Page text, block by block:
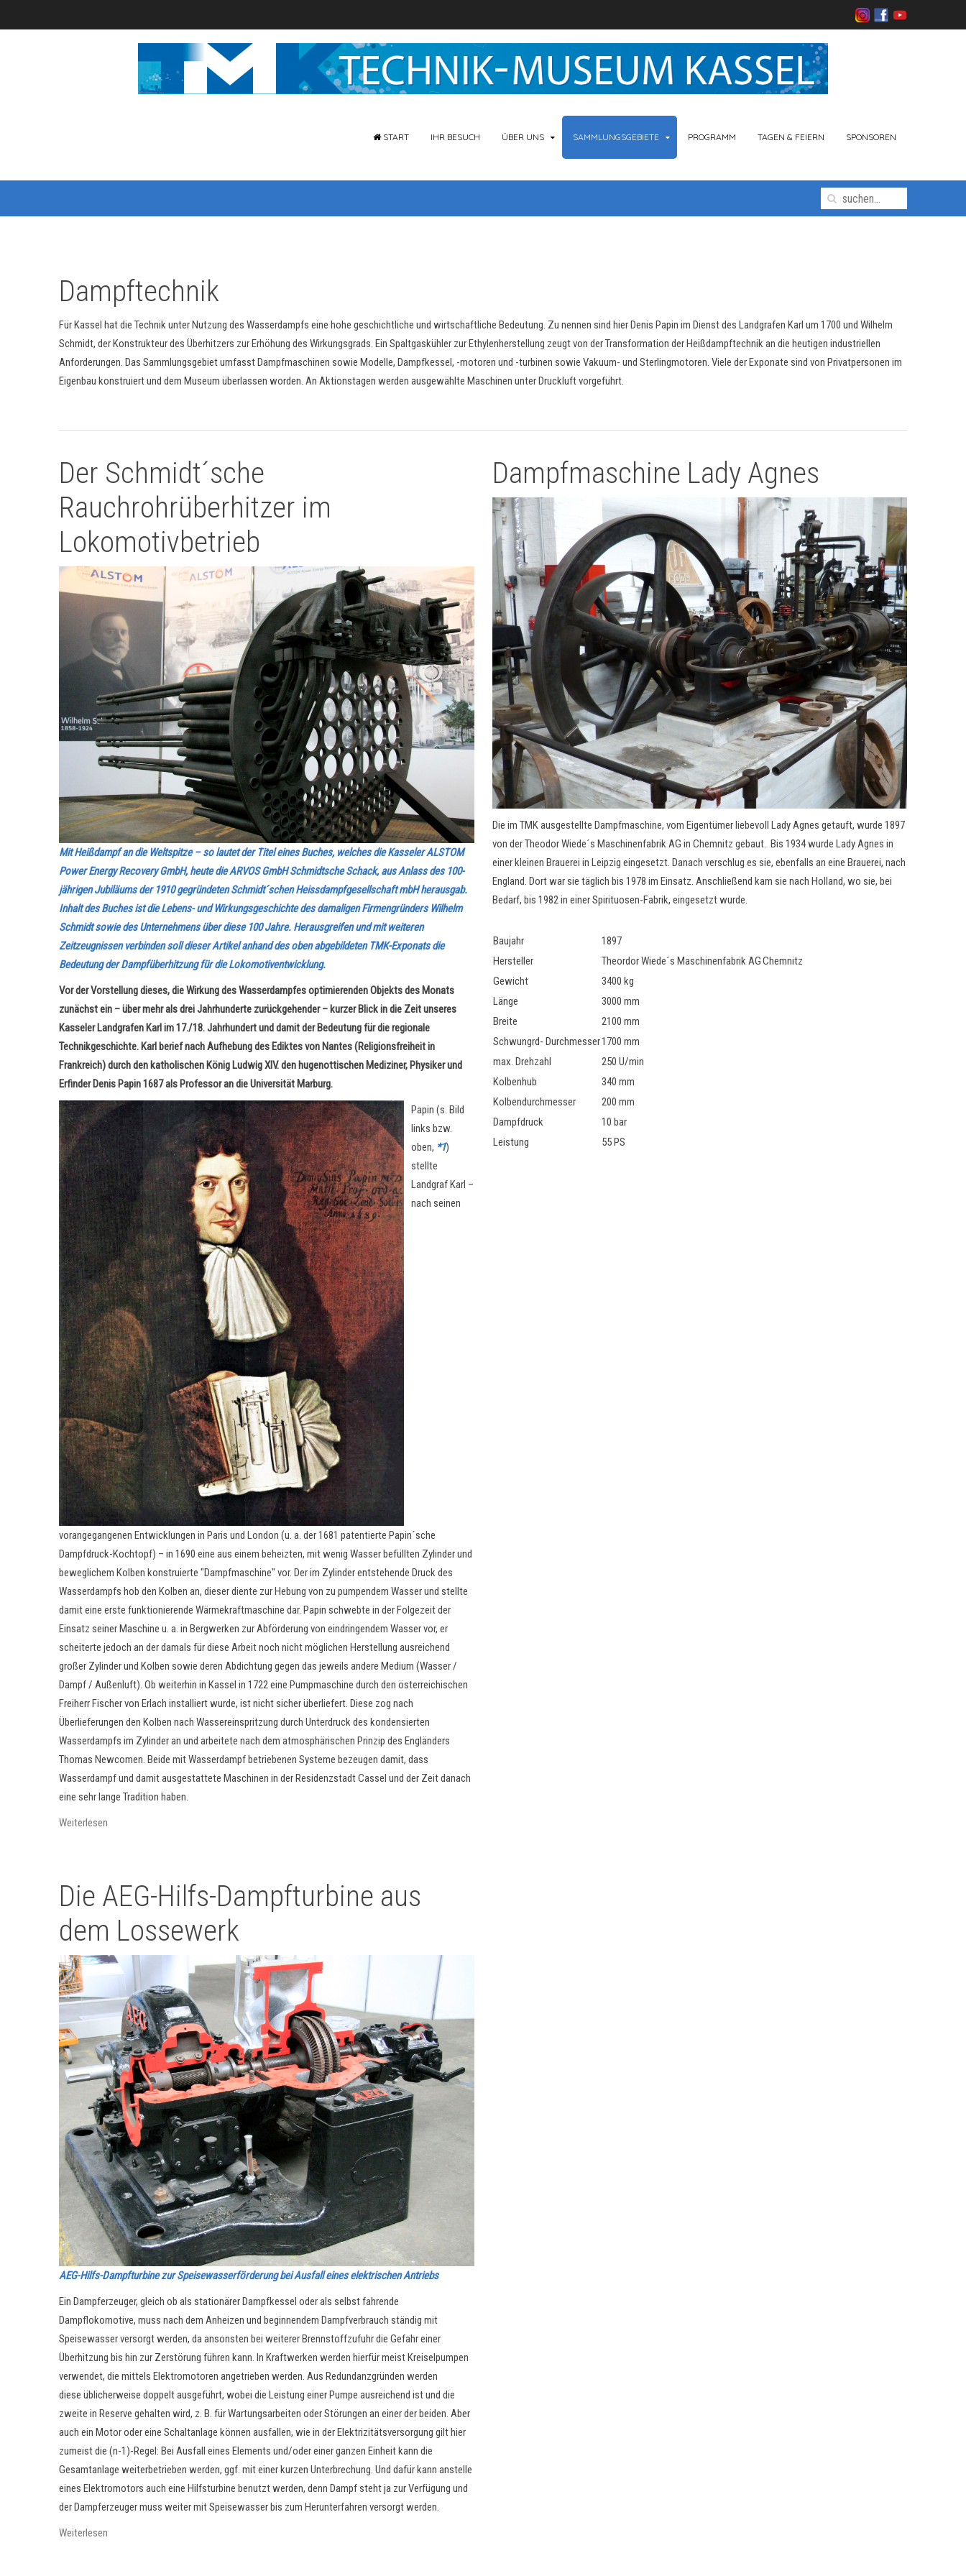
START IHR BESUCH ÜBER UNS SAMMLUNGSGEBIETE PROGRAMM TAGEN & FEIERN SPONSOREN
Dampftechnik
Für Kassel hat die Technik unter Nutzung des Wasserdampfs eine hohe geschichtliche und wirtschaftliche Bedeutung. Zu nennen sind hier Denis Papin im Dienst des Landgrafen Karl um 1700 und Wilhelm
Schmidt, der Konstrukteur des Überhitzers zur Erhöhung des Wirkungsgrads. Ein Spaltgaskühler zur Ethylenherstellung zeugt von der Transformation der Heißdampftechnik an die heutigen industriellen
Anforderungen. Das Sammlungsgebiet umfasst Dampfmaschinen sowie Modelle, Dampfkessel, -motoren und -turbinen sowie Vakuum- und Sterlingmotoren. Viele der Exponate sind von Privatpersonen im
Eigenbau konstruiert und dem Museum überlassen worden. An Aktionstagen werden ausgewählte Maschinen unter Druckluft vorgeführt.
Der Schmidt´sche
Rauchrohrüberhitzer im
Lokomotivbetrieb
Mit Heißdampf an die Weltspitze – so lautet der Titel eines Buches, welches die Kasseler ALSTOM
Power Energy Recovery GmbH, heute die ARVOS GmbH Schmidtsche Schack, aus Anlass des 100-
jährigen Jubiläums der 1910 gegründeten Schmidt´schen Heissdampfgesellschaft mbH herausgab.
Inhalt des Buches ist die Lebens- und Wirkungsgeschichte des damaligen Firmengründers Wilhelm
Schmidt sowie des Unternehmens über diese 100 Jahre. Herausgreifen und mit weiteren
Zeitzeugnissen verbinden soll dieser Artikel anhand des oben abgebildeten TMK-Exponats die
Bedeutung der Dampfüberhitzung für die Lokomotiventwicklung.
Vor der Vorstellung dieses, die Wirkung des Wasserdampfes optimierenden Objekts des Monats
zunächst ein – über mehr als drei Jahrhunderte zurückgehender – kurzer Blick in die Zeit unseres
Kasseler Landgrafen Karl im 17./18. Jahrhundert und damit der Bedeutung für die regionale
Technikgeschichte. Karl berief nach Aufhebung des Ediktes von Nantes (Religionsfreiheit in
Frankreich) durch den katholischen König Ludwig XIV. den hugenottischen Mediziner, Physiker und
Erfinder Denis Papin 1687 als Professor an die Universität Marburg.
Papin (s. Bild
links bzw.
oben, *1)
stellte
Landgraf Karl –
nach seinen
vorangegangenen Entwicklungen in Paris und London (u. a. der 1681 patentierte Papin´sche
Dampfdruck-Kochtopf) – in 1690 eine aus einem beheizten, mit wenig Wasser befüllten Zylinder und
beweglichem Kolben konstruierte "Dampfmaschine" vor. Der im Zylinder entstehende Druck des
Wasserdampfs hob den Kolben an, dieser diente zur Hebung von zu pumpendem Wasser und stellte
damit eine erste funktionierende Wärmekraftmaschine dar. Papin schwebte in der Folgezeit der
Einsatz seiner Maschine u. a. in Bergwerken zur Abförderung von eindringendem Wasser vor, er
scheiterte jedoch an der damals für diese Arbeit noch nicht möglichen Herstellung ausreichend
großer Zylinder und Kolben sowie deren Abdichtung gegen das jeweils andere Medium (Wasser /
Dampf / Außenluft). Ob weiterhin in Kassel in 1722 eine Pumpmaschine durch den österreichischen
Freiherr Fischer von Erlach installiert wurde, ist nicht sicher überliefert. Diese zog nach
Überlieferungen den Kolben nach Wassereinspritzung durch Unterdruck des kondensierten
Wasserdampfs im Zylinder an und arbeitete nach dem atmosphärischen Prinzip des Engländers
Thomas Newcomen. Beide mit Wasserdampf betriebenen Systeme bezeugen damit, dass
Wasserdampf und damit ausgestattete Maschinen in der Residenzstadt Cassel und der Zeit danach
eine sehr lange Tradition haben.
Weiterlesen
Die AEG-Hilfs-Dampfturbine aus
dem Lossewerk
AEG-Hilfs-Dampfturbine zur Speisewasserförderung bei Ausfall eines elektrischen Antriebs
Ein Dampferzeuger, gleich ob als stationärer Dampfkessel oder als selbst fahrende
Dampflokomotive, muss nach dem Anheizen und beginnendem Dampfverbrauch ständig mit
Speisewasser versorgt werden, da ansonsten bei weiterer Brennstoffzufuhr die Gefahr einer
Überhitzung bis hin zur Zerstörung führen kann. In Kraftwerken werden hierfür meist Kreiselpumpen
verwendet, die mittels Elektromotoren angetrieben werden. Aus Redundanzgründen werden
diese üblicherweise doppelt ausgeführt, wobei die Leistung einer Pumpe ausreichend ist und die
zweite in Reserve gehalten wird, z. B. für Wartungsarbeiten oder Störungen an einer der beiden. Aber
auch ein Motor oder eine Schaltanlage können ausfallen, wie in der Elektrizitätsversorgung gilt hier
zumeist die (n-1)-Regel: Bei Ausfall eines Elements und/oder einer ganzen Einheit kann die
Gesamtanlage weiterbetrieben werden, ggf. mit einer kurzen Unterbrechung. Und dafür kann anstelle
eines Elektromotors auch eine Hilfsturbine benutzt werden, denn Dampf steht ja zur Verfügung und
der Dampferzeuger muss weiter mit Speisewasser bis zum Herunterfahren versorgt werden.
Weiterlesen
Dampfmaschine Lady Agnes
Die im TMK ausgestellte Dampfmaschine, vom Eigentümer liebevoll Lady Agnes getauft, wurde 1897
von der Theodor Wiede´s Maschinenfabrik AG in Chemnitz gebaut. Bis 1934 wurde Lady Agnes in
einer kleinen Brauerei in Leipzig eingesetzt. Danach verschlug es sie, ebenfalls an eine Brauerei, nach
England. Dort war sie täglich bis 1978 im Einsatz. Anschließend kam sie nach Holland, wo sie, bei
Bedarf, bis 1982 in einer Spirituosen-Fabrik, eingesetzt wurde.
Baujahr
1897
Hersteller
Theordor Wiede´s Maschinenfabrik AGChemnitz
Gewicht
3400 kg
Länge
3000 mm
Breite
2100 mm
Schwungrd- Durchmesser1700 mm
max. Drehzahl
250 U/min
Kolbenhub
340 mm
Kolbendurchmesser
200 mm
Dampfdruck
10 bar
Leistung
55 PS